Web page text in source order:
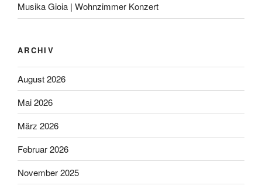
Musika Gioia | Wohnzimmer Konzert
ARCHIV
August 2026
Mai 2026
März 2026
Februar 2026
November 2025